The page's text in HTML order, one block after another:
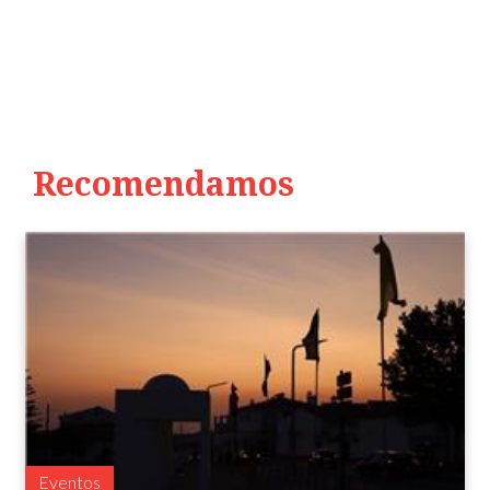
Recomendamos
Eventos